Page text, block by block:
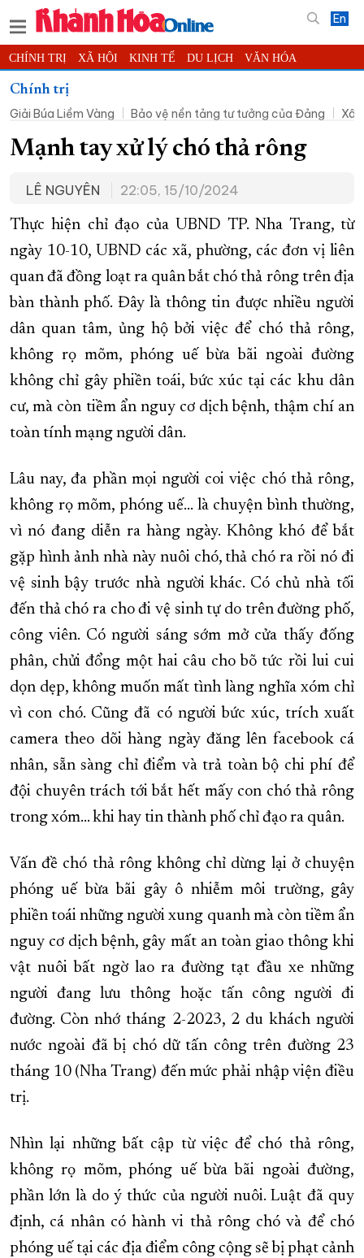
En
CHÍNH TRỊ XÃ HỘI KINH TẾ DU LỊCH VĂN HÓA
THỂ THAO
KHOA HỌC - CÔNG NGHỆ PHÁP LUẬT BẠN ĐỌC PHÓNG SỰ
THẾ GIỚI MULTIMEDIA VIDEO ĐỌC BÁO ONLINE
QUY HOẠCH TỈNH KHÁNH HÒA
TRƯỜNG SA BIỂN ĐẢO QUÊ HƯƠNG
CHUNG TAY CẢI CÁCH HÀNH CHÍNH
XÂY DỰNG NÔNG THÔN MỚI LỊCH CẮT ĐIỆN
TÀU - XE - MÁY BAY
KỶ NIỆM 370 NĂM XÂY DỰNG VÀ PHÁT TRIỂN TỈNH KHÁNH HÒA
KHOẢNH KHẮC ĐẸP XỨ TRẦM
XÂY DỰNG KHÁNH HÒA TRỞ THÀNH THÀNH PHỐ TRỰC THUỘC
ĐẠI HỘI ĐẢNG CÁC CẤP TRANG CHỦ VỀ BÁO KHÁNH HÒA
Chính trị
Giải Búa Liềm Vàng
Bảo vệ nền tảng tư tưởng của Đảng
Mạnh tay xử lý chó thả rông
LÊ NGUYÊN 22:05, 15/10/2024
Thực hiện chỉ đạo của UBND TP. Nha Trang, từ
ngày 10-10, UBND các xã, phường, các đơn vị liên
quan đã đồng loạt ra quân bắt chó thả rông trên địa
bàn thành phố. Đây là thông tin được nhiều người
dân quan tâm, ủng hộ bởi việc để chó thả rông,
không rọ mõm, phóng uế bừa bãi ngoài đường
không chỉ gây phiền toái, bức xúc tại các khu dân
cư, mà còn tiềm ẩn nguy cơ dịch bệnh, thậm chí an
toàn tính mạng người dân.
Lâu nay, đa phần mọi người coi việc chó thả rông,
không rọ mõm, phóng uế… là chuyện bình thường,
vì nó đang diễn ra hàng ngày. Không khó để bắt
gặp hình ảnh nhà này nuôi chó, thả chó ra rồi nó đi
vệ sinh bậy trước nhà người khác. Có chủ nhà tối
đến thả chó ra cho đi vệ sinh tự do trên đường phố,
công viên. Có người sáng sớm mở cửa thấy đống
phân, chửi đổng một hai câu cho bõ tức rồi lui cui
dọn dẹp, không muốn mất tình làng nghĩa xóm chỉ
vì con chó. Cũng đã có người bức xúc, trích xuất
camera theo dõi hàng ngày đăng lên facebook cá
nhân, sẵn sàng chỉ điểm và trả toàn bộ chi phí để
đội chuyên trách tới bắt hết mấy con chó thả rông
trong xóm… khi hay tin thành phố chỉ đạo ra quân.
Vấn đề chó thả rông không chỉ dừng lại ở chuyện
phóng uế bừa bãi gây ô nhiễm môi trường, gây
phiền toái những người xung quanh mà còn tiềm ẩn
nguy cơ dịch bệnh, gây mất an toàn giao thông khi
vật nuôi bất ngờ lao ra đường tạt đầu xe những
người đang lưu thông hoặc tấn công người đi
đường. Còn nhớ tháng 2-2023, 2 du khách người
nước ngoài đã bị chó dữ tấn công trên đường 23
tháng 10 (Nha Trang) đến mức phải nhập viện điều
trị.
Nhìn lại những bất cập từ việc để chó thả rông,
không rọ mõm, phóng uế bừa bãi ngoài đường,
phần lớn là do ý thức của người nuôi. Luật đã quy
định, cá nhân có hành vi thả rông chó và để chó
phóng uế tại các địa điểm công cộng sẽ bị phạt cảnh